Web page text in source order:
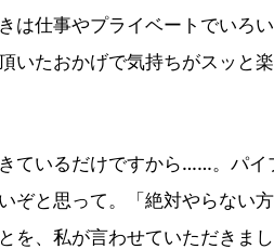
は仕事やプライベートでいろ
いたおかげで気持ちがスッと
ているだけですから……。パイ
ぞと思って。「絶対やらない
を、私が言わせていただきま